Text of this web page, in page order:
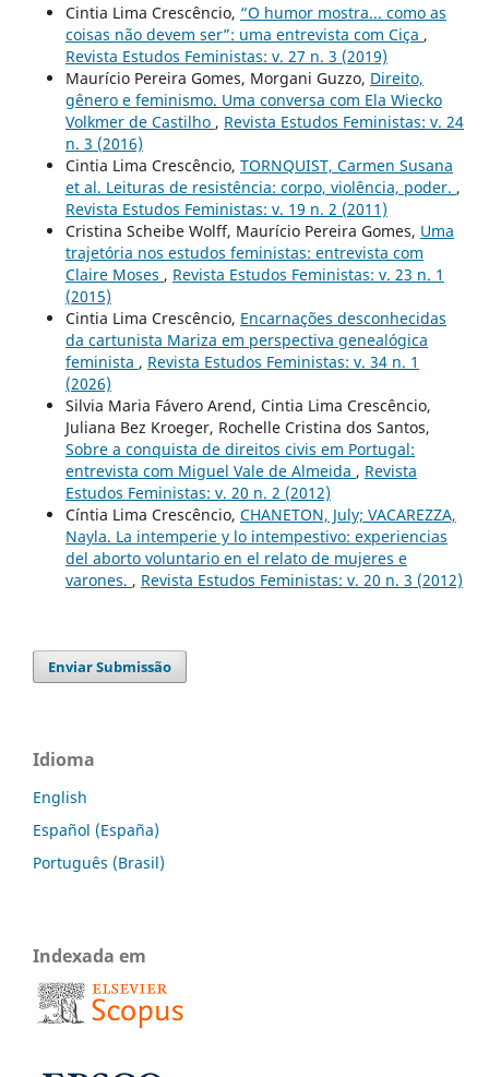
Cintia Lima Crescêncio, “O humor mostra... como as
coisas não devem ser”: uma entrevista com Ciça ,
Revista Estudos Feministas: v. 27 n. 3 (2019)
Maurício Pereira Gomes, Morgani Guzzo, Direito,
gênero e feminismo. Uma conversa com Ela Wiecko
Volkmer de Castilho , Revista Estudos Feministas: v. 24
n. 3 (2016)
Cintia Lima Crescêncio, TORNQUIST, Carmen Susana
et al. Leituras de resistência: corpo, violência, poder. ,
Revista Estudos Feministas: v. 19 n. 2 (2011)
Cristina Scheibe Wolff, Maurício Pereira Gomes, Uma
trajetória nos estudos feministas: entrevista com
Claire Moses , Revista Estudos Feministas: v. 23 n. 1
(2015)
Cintia Lima Crescêncio, Encarnações desconhecidas
da cartunista Mariza em perspectiva genealógica
feminista , Revista Estudos Feministas: v. 34 n. 1
(2026)
Silvia Maria Fávero Arend, Cintia Lima Crescêncio,
Juliana Bez Kroeger, Rochelle Cristina dos Santos,
Sobre a conquista de direitos civis em Portugal:
entrevista com Miguel Vale de Almeida , Revista
Estudos Feministas: v. 20 n. 2 (2012)
Cíntia Lima Crescêncio, CHANETON, July; VACAREZZA,
Nayla. La intemperie y lo intempestivo: experiencias
del aborto voluntario en el relato de mujeres e
varones. , Revista Estudos Feministas: v. 20 n. 3 (2012)
Enviar Submissão
Idioma
English
Español (España)
Português (Brasil)
Indexada em